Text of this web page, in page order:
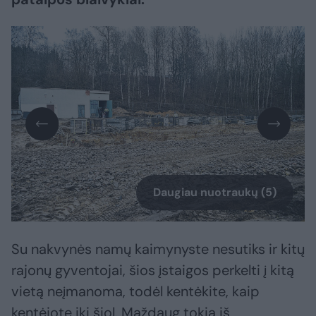
Daugiau nuotraukų (5)
Su nakvynės namų kaimynyste nesutiks ir kitų
rajonų gyventojai, šios įstaigos perkelti į kitą
vietą neįmanoma, todėl kentėkite, kaip